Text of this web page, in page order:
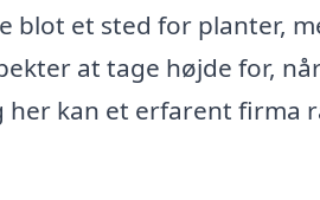
blot et sted for planter,
at tage højde for,
her kan et erfarent firma